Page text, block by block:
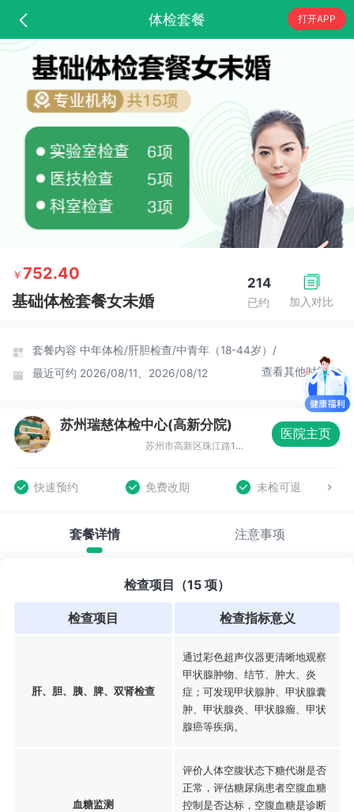
体检套餐 打开APP
加入对比
214
已约
￥752.40
基础体检套餐女未婚
套餐内容 中年体检/肝胆检查/中青年（18-44岁）/
最近可约 2026/08/11、2026/08/12 查看其他时间
苏州瑞慈体检中心(高新分院)
苏州市高新区珠江路117号创新中心大厦B座4-5F
医院主页
快速预约 免费改期 未检可退
套餐详情 注意事项
检查项目（15 项）
检查项目 检查指标意义
肝、胆、胰、脾、双肾检查
通过彩色超声仪器更清晰地观察
甲状腺肿物、结节、肿大、炎
症；可发现甲状腺肿、甲状腺囊
肿、甲状腺炎、甲状腺瘤、甲状
腺癌等疾病。
血糖监测
评价人体空腹状态下糖代谢是否
正常，评估糖尿病患者空腹血糖
控制是否达标，空腹血糖是诊断